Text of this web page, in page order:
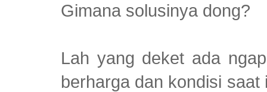
Gimana solusinya dong?
Lah yang deket ada
berharga dan kondisi